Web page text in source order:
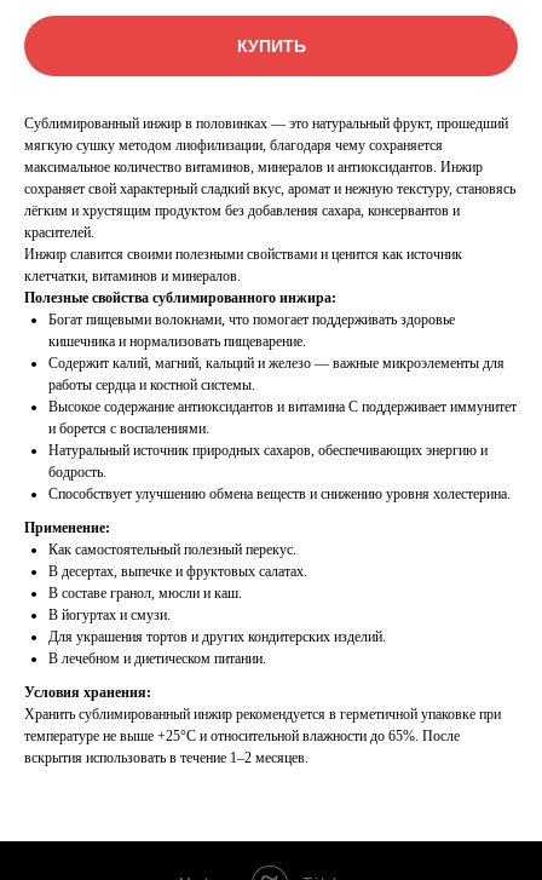
КУПИТЬ
Сублимированный инжир в половинках — это натуральный фрукт, прошедший
мягкую сушку методом лиофилизации, благодаря чему сохраняется
максимальное количество витаминов, минералов и антиоксидантов. Инжир
сохраняет свой характерный сладкий вкус, аромат и нежную текстуру, становясь
лёгким и хрустящим продуктом без добавления сахара, консервантов и
красителей.
Инжир славится своими полезными свойствами и ценится как источник
клетчатки, витаминов и минералов.
Полезные свойства сублимированного инжира:
Богат пищевыми волокнами, что помогает поддерживать здоровье
кишечника и нормализовать пищеварение.
Содержит калий, магний, кальций и железо — важные микроэлементы для
работы сердца и костной системы.
Высокое содержание антиоксидантов и витамина C поддерживает иммунитет
и борется с воспалениями.
Натуральный источник природных сахаров, обеспечивающих энергию и
бодрость.
Способствует улучшению обмена веществ и снижению уровня холестерина.
Применение:
Как самостоятельный полезный перекус.
В десертах, выпечке и фруктовых салатах.
В составе гранол, мюсли и каш.
В йогуртах и смузи.
Для украшения тортов и других кондитерских изделий.
В лечебном и диетическом питании.
Условия хранения:
Хранить сублимированный инжир рекомендуется в герметичной упаковке при
температуре не выше +25°C и относительной влажности до 65%. После
вскрытия использовать в течение 1–2 месяцев.